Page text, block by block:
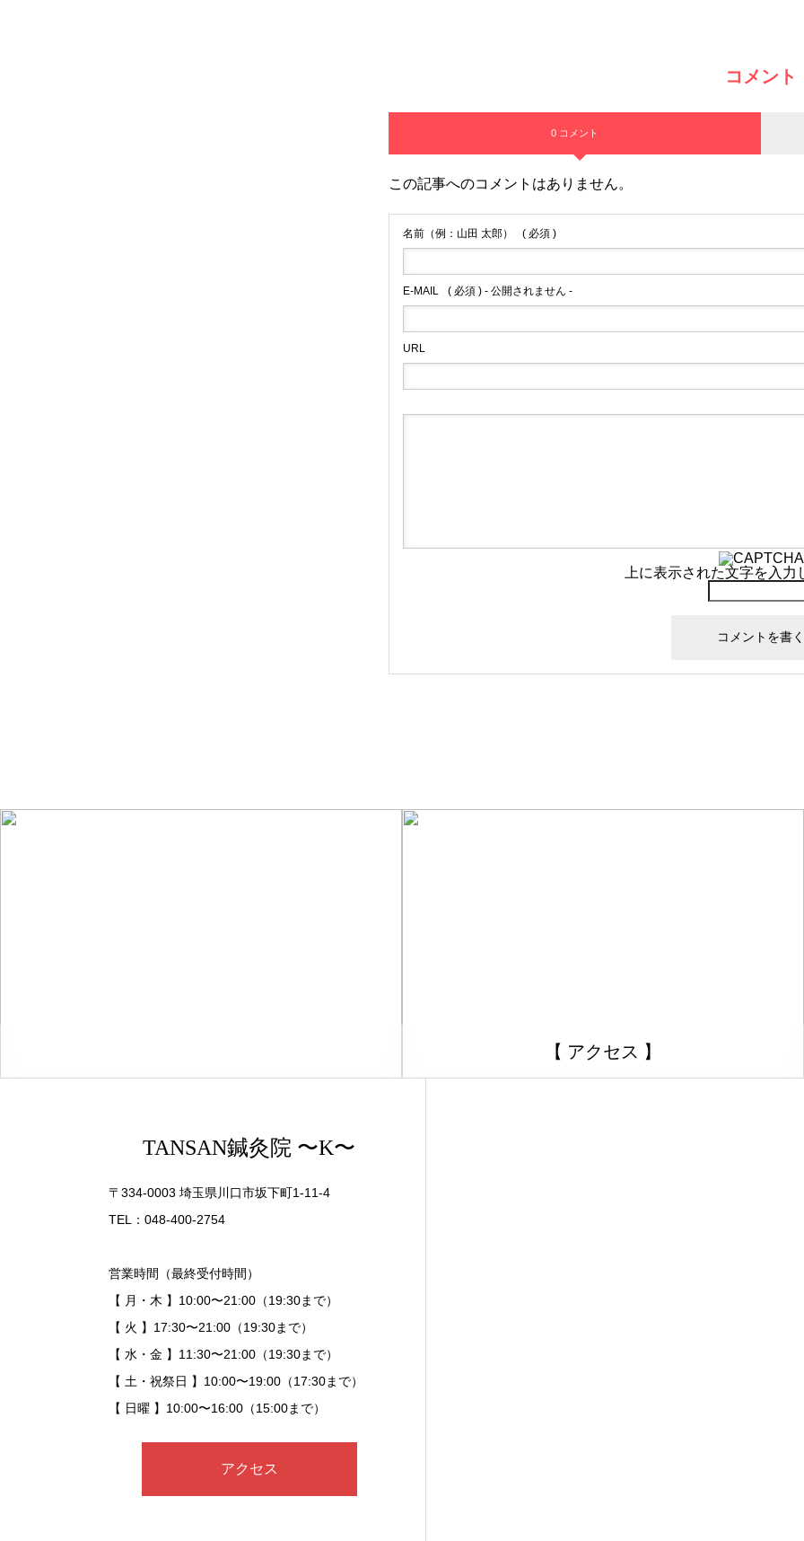
コメント
0 コメント
この記事へのコメントはありません。
名前（例：山田 太郎） ( 必須 )
E-MAIL ( 必須 ) - 公開されません -
URL
上に表示された文字を入力
【 アクセス 】
TANSAN鍼灸院 〜K〜
〒334-0003 埼玉県川口市坂下町1-11-4
TEL：048-400-2754
営業時間（最終受付時間）
【 月・木 】10:00〜21:00（19:30まで）
【 火 】17:30〜21:00（19:30まで）
【 水・金 】11:30〜21:00（19:30まで）
【 土・祝祭日 】10:00〜19:00（17:30まで）
【 日曜 】10:00〜16:00（15:00まで）
アクセス